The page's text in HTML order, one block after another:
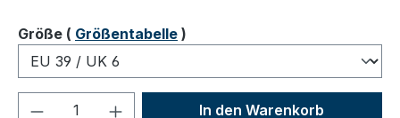
Größeauswählen
( Größentabelle )
Produkt Anzahl: Gib denIn den Warenkorb